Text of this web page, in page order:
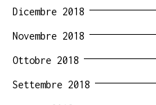
Dicembre 2018
Novembre 2018
Ottobre 2018
Settembre 2018